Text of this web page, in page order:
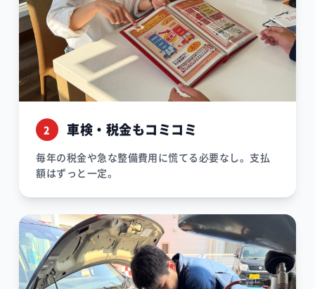
2 車検・税金もコミコミ
毎年の税金や急な整備費用に慌てる必要なし。支払
額はずっと一定。